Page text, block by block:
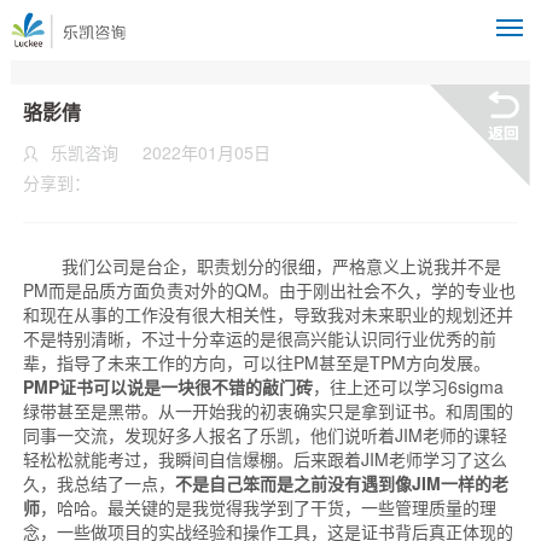
骆影倩
乐凯咨询
2022年01月05日
分享到：
我们公司是台企，职责划分的很细，严格意义上说我并不是
PM而是品质方面负责对外的QM。由于刚出社会不久，学的专业也
和现在从事的工作没有很大相关性，导致我对未来职业的规划还并
不是特别清晰，不过十分幸运的是很高兴能认识同行业优秀的前
辈，指导了未来工作的方向，可以往PM甚至是TPM方向发展。
PMP证书可以说是一块很不错的敲门砖，往上还可以学习6sigma
绿带甚至是黑带。从一开始我的初衷确实只是拿到证书。和周围的
同事一交流，发现好多人报名了乐凯，他们说听着JIM老师的课轻
轻松松就能考过，我瞬间自信爆棚。后来跟着JIM老师学习了这么
久，我总结了一点， 不是自己笨而是之前没有遇到像JIM一样的老
师，哈哈。最关键的是我觉得我学到了干货，一些管理质量的理
念，一些做项目的实战经验和操作工具，这是证书背后真正体现的